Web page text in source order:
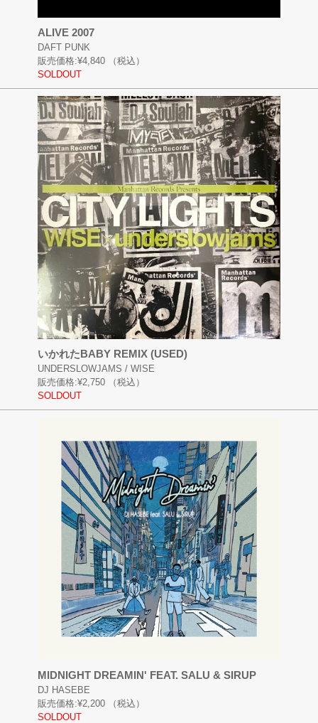
ALIVE 2007
DAFT PUNK
販売価格:¥4,840
（税込）
SOLDOUT
いかれたBABY REMIX (USED)
UNDERSLOWJAMS / WISE
販売価格:¥2,750
（税込）
SOLDOUT
MIDNIGHT DREAMIN' FEAT. SALU & SIRUP
DJ HASEBE
販売価格:¥2,200
（税込）
SOLDOUT